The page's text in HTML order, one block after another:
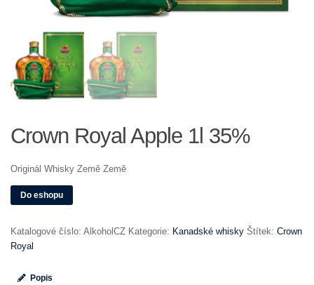
Crown Royal Apple 1l 35%
Originál Whisky Země Země
Do eshopu
Katalogové číslo: AlkoholCZ Kategorie: Kanadské whisky Štítek: Crown
Royal
Popis